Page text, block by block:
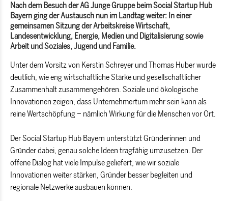
Nach dem Besuch der AG Junge Gruppe beim Social Startup Hub
Bayern ging der Austausch nun im Landtag weiter: In einer
gemeinsamen Sitzung der Arbeitskreise Wirtschaft,
Landesentwicklung, Energie, Medien und Digitalisierung sowie
Arbeit und Soziales, Jugend und Familie.
Unter dem Vorsitz von Kerstin Schreyer und Thomas Huber wurde
deutlich, wie eng wirtschaftliche Stärke und gesellschaftlicher
Zusammenhalt zusammengehören. Soziale und ökologische
Innovationen zeigen, dass Unternehmertum mehr sein kann als
reine Wertschöpfung – nämlich Wirkung für die Menschen vor Ort.
Der Social Startup Hub Bayern unterstützt Gründerinnen und
Gründer dabei, genau solche Ideen tragfähig umzusetzen. Der
offene Dialog hat viele Impulse geliefert, wie wir soziale
Innovationen weiter stärken, Gründer besser begleiten und
regionale Netzwerke ausbauen können.